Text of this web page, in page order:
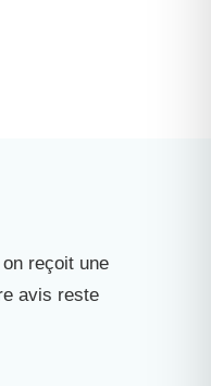
reçoit une
avis reste